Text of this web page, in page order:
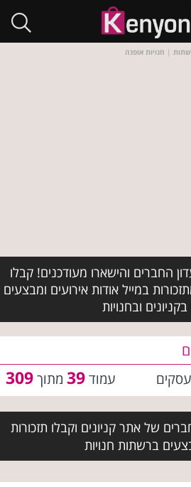
| חנויות אופנה
החברים והישארו מעודכנים! קבלו
במייל אודות אירועים ומבצעים
בקניונים ובחנויות
עמוד39 מתוך309
של אתר קניונים וקבלו תזכורות
ברשתות חנויות